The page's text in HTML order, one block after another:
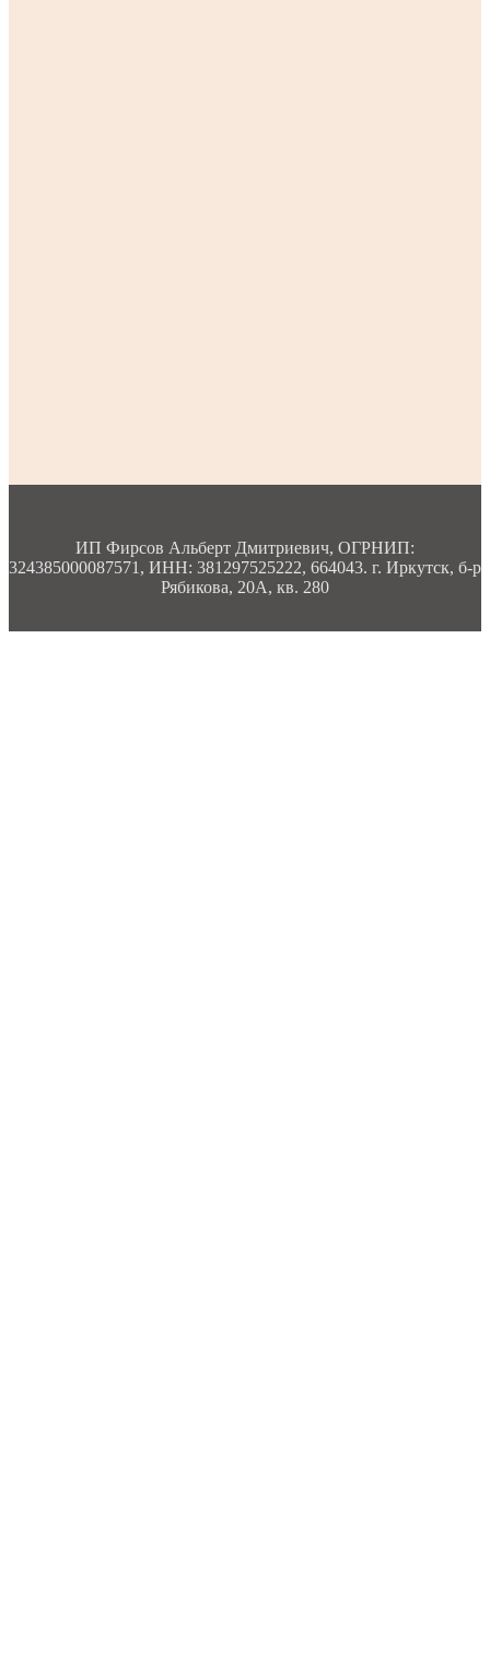
ИП Фирсов Альберт Дмитриевич, ОГРНИП:
324385000087571, ИНН: 381297525222, 664043. г. Иркутск, б-р
Рябикова, 20А, кв. 280